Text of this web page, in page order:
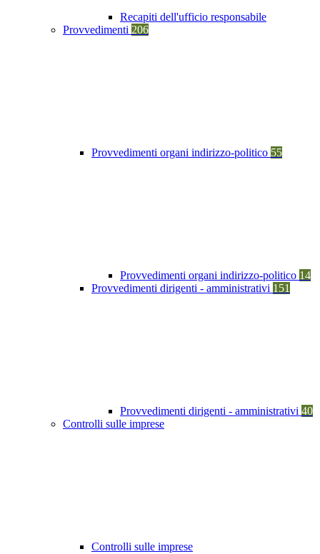
Recapiti dell'ufficio responsabile
Provvedimenti 206
Provvedimenti organi indirizzo-politico 55
Provvedimenti organi indirizzo-politico 14
Provvedimenti dirigenti - amministrativi 151
Provvedimenti dirigenti - amministrativi 40
Controlli sulle imprese
Controlli sulle imprese